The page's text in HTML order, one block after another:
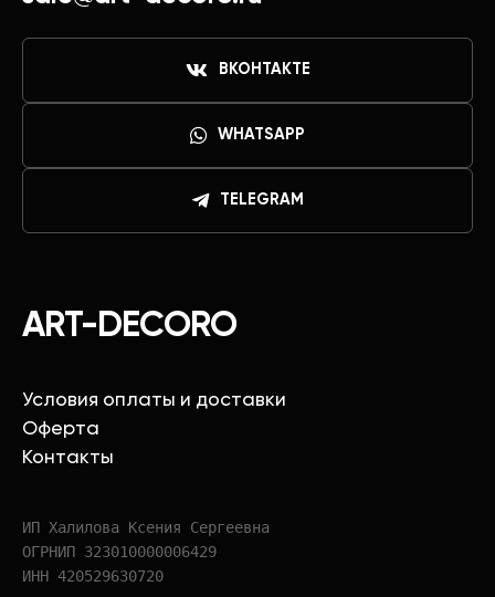
ART-DECORO
Условия оплаты и доставки
Оферта
Контакты
ИП Халилова Ксения Сергеевна
ОГРНИП 323010000006429
ИНН 420529630720
ВКОНТАКТЕ
WHATSAPP
TELEGRAM